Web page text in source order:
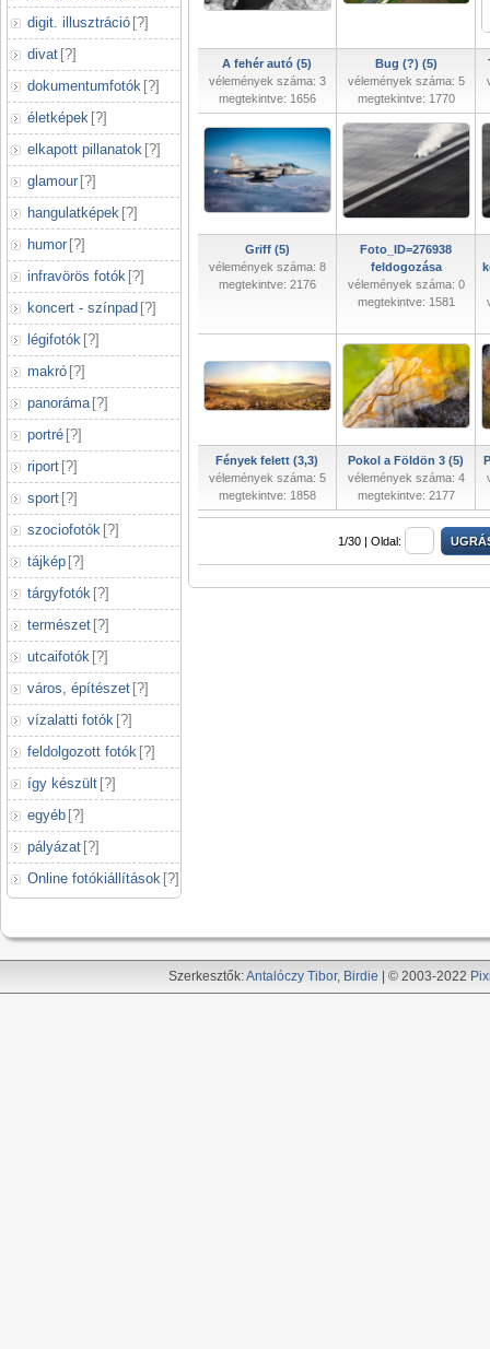
digit. illusztráció [?]
divat [?]
dokumentumfotók [?]
életképek [?]
elkapott pillanatok [?]
glamour [?]
hangulatképek [?]
humor [?]
infravörös fotók [?]
koncert - színpad [?]
légifotók [?]
makró [?]
panoráma [?]
portré [?]
riport [?]
sport [?]
szociofotók [?]
tájkép [?]
tárgyfotók [?]
természet [?]
utcaifotók [?]
város, építészet [?]
vízalatti fotók [?]
feldolgozott fotók [?]
így készült [?]
egyéb [?]
pályázat [?]
Online fotókiállítások [?]
A fehér autó (5)
vélemények száma: 3
megtekintve: 1656
Bug (?) (5)
vélemények száma: 5
megtekintve: 1770
Griff (5)
vélemények száma: 8
megtekintve: 2176
Foto_ID=276938
feldogozása
vélemények száma: 0
megtekintve: 1581
Fények felett (3,3)
vélemények száma: 5
megtekintve: 1858
Pokol a Földön 3 (5)
vélemények száma: 4
megtekintve: 2177
1/30 | Oldal:
Szerkesztők:Antalóczy Tibor, Birdie | © 2003-2022